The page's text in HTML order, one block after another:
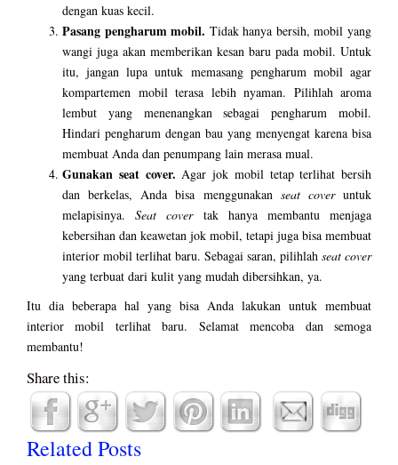
dengan kuas kecil.
Pasang pengharum mobil. Tidak hanya bersih, mobil yang
wangi juga akan memberikan kesan baru pada mobil. Untuk
itu, jangan lupa untuk memasang pengharum mobil agar
kompartemen mobil terasa lebih nyaman. Pilihlah aroma
lembut yang menenangkan sebagai pengharum mobil.
Hindari pengharum dengan bau yang menyengat karena bisa
membuat Anda dan penumpang lain merasa mual.
Gunakan seat cover. Agar jok mobil tetap terlihat bersih
dan berkelas, Anda bisa menggunakan seat coveruntuk
melapisinya.Seat cover tak hanya membantu menjaga
kebersihan dan keawetan jok mobil, tetapi juga bisa membuat
interior mobil terlihat baru. Sebagai saran, pilihlah seat cover
yang terbuat dari kulit yang mudah dibersihkan, ya.
Itu dia beberapa hal yang bisa Anda lakukan untuk membuat
interior mobil terlihat baru. Selamat mencoba dan semoga
membantu!
Share this:
Related Posts